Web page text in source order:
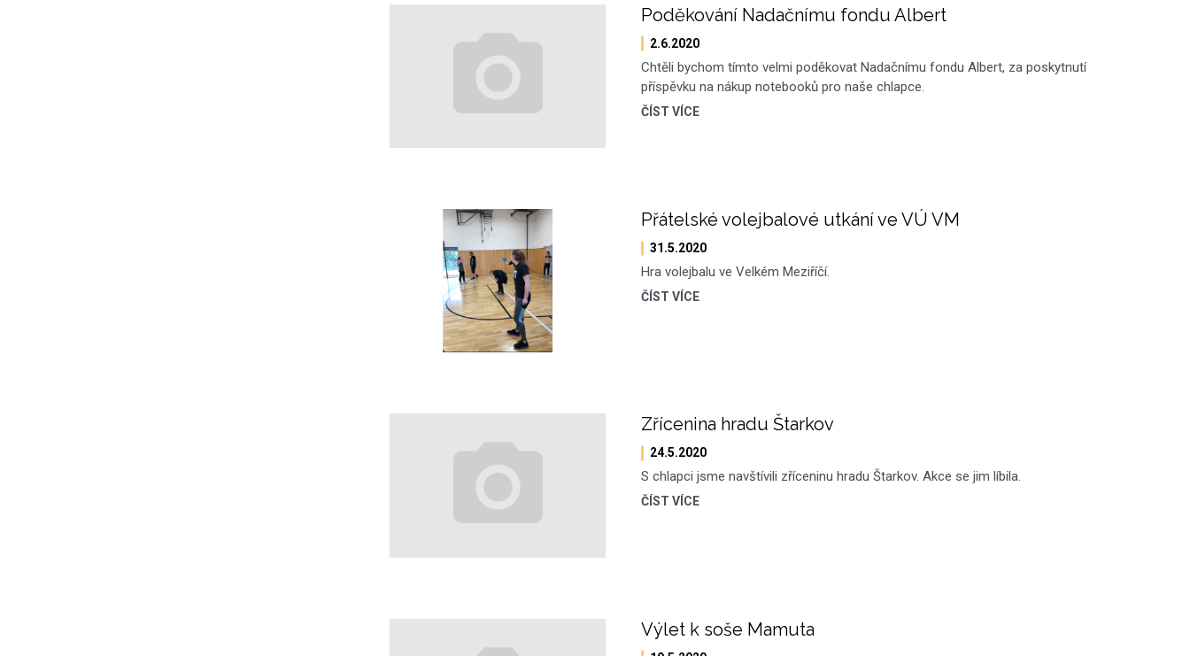
Poděkování Nadačnímu fondu Albert
2.6.2020
Chtěli bychom tímto velmi poděkovat Nadačnímu fondu Albert, za poskytnutí
příspěvku na nákup notebooků pro naše chlapce.
ČÍST VÍCE
Přátelské volejbalové utkání ve VÚ VM
31.5.2020
Hra volejbalu ve Velkém Meziříčí.
ČÍST VÍCE
Zřícenina hradu Štarkov
24.5.2020
S chlapci jsme navštívili zříceninu hradu Štarkov. Akce se jim líbila.
ČÍST VÍCE
Výlet k soše Mamuta